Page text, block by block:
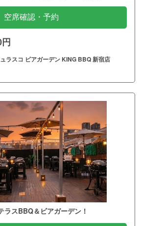
空席確認・予約
ラスコ ビアガーデン KING BBQ 新宿店
ラスBBQ＆ビアガーデン！